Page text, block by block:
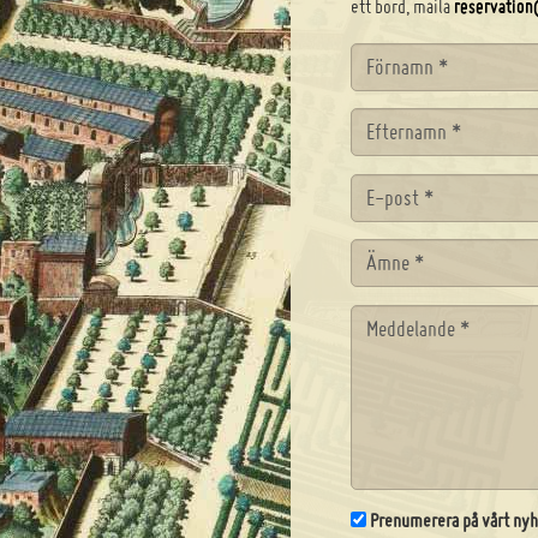
ett bord, maila
Förnamn *
Efternamn *
E-post *
Ämne *
Meddelande *
Prenumerera på vårt